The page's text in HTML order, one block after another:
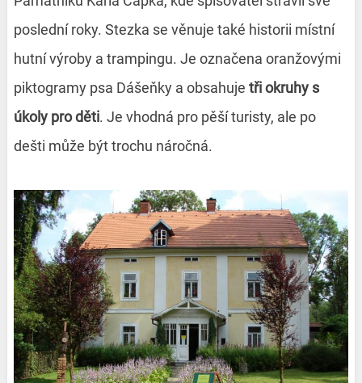
poslední roky. Stezka se věnuje také historii místní
hutní výroby a trampingu. Je označena oranžovými
piktogramy psa Dášeňky a obsahuje tři okruhy s
úkoly pro děti. Je vhodná pro pěší turisty, ale po
dešti může být trochu náročná.